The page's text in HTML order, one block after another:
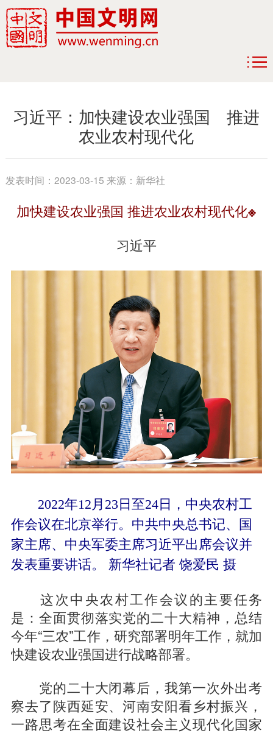
习近平：加快建设农业强国 推进
农业农村现代化
发表时间： 2023-03-15 来源： 新华社
加快建设农业强国 推进农业农村现代化※
习近平
2022年12月23日至24日，中央农村工
作会议在北京举行。中共中央总书记、国
家主席、中央军委主席习近平出席会议并
发表重要讲话。 新华社记者 饶爱民 摄
这次中央农村工作会议的主要任务
是：全面贯彻落实党的二十大精神，总结
今年“三农”工作，研究部署明年工作，就加
快建设农业强国进行战略部署。
党的二十大闭幕后，我第一次外出考
察去了陕西延安、河南安阳看乡村振兴，
一路思考在全面建设社会主义现代化国家